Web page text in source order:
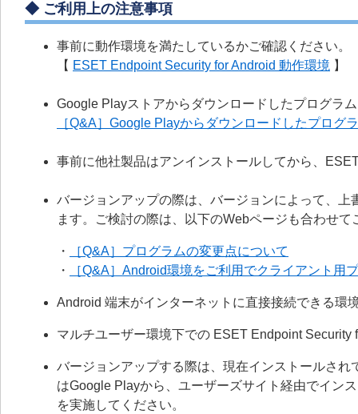
◆ ご利用上の注意事項
事前に動作環境を満たしているかご確認ください。
【 ESET Endpoint Security for Android 動作環境 】
Google Playストアからダウンロードしたプログラ
［Q&A］Google Playからダウンロードしたプログ
事前に他社製品はアンインストールしてから、
バージョンアップの際は、バージョンによって、
ます。ご検討の際は、以下のWebページも合わせて
・
［Q&A］プログラムの変更点について
・
［Q&A］Android環境をご利用でクライアント用
Android 端末がインターネットに直接接続できる環
マルチユーザー環境下での ESET Endpoint
バージョンアップする際は、現在インストールさ
はGoogle Playから、ユーザーズサイト経由でイン
を実施してください。